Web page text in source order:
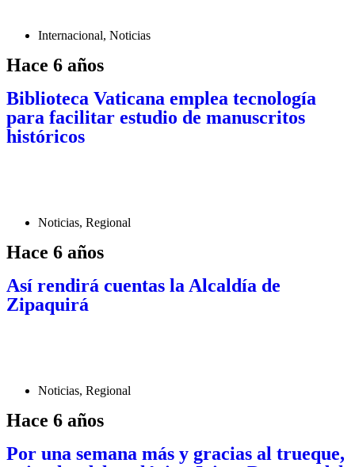
Internacional, Noticias
Hace 6 años
Biblioteca Vaticana emplea tecnología
para facilitar estudio de manuscritos
históricos
Noticias, Regional
Hace 6 años
Así rendirá cuentas la Alcaldía de
Zipaquirá
Noticias, Regional
Hace 6 años
Por una semana más y gracias al trueque,